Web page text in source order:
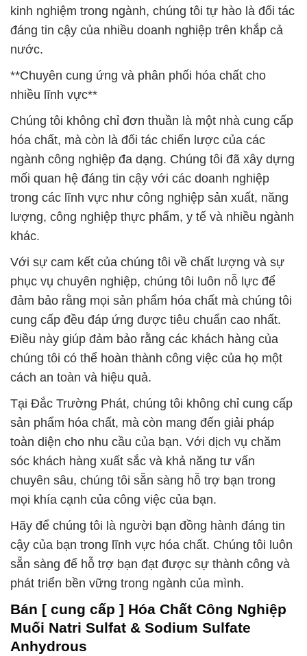
kinh nghiệm trong ngành, chúng tôi tự hào là đối tác
đáng tin cậy của nhiều doanh nghiệp trên khắp cả
nước.
**Chuyên cung ứng và phân phối hóa chất cho
nhiều lĩnh vực**
Chúng tôi không chỉ đơn thuần là một nhà cung cấp
hóa chất, mà còn là đối tác chiến lược của các
ngành công nghiệp đa dạng. Chúng tôi đã xây dựng
mối quan hệ đáng tin cậy với các doanh nghiệp
trong các lĩnh vực như công nghiệp sản xuất, năng
lượng, công nghiệp thực phẩm, y tế và nhiều ngành
khác.
Với sự cam kết của chúng tôi về chất lượng và sự
phục vụ chuyên nghiệp, chúng tôi luôn nỗ lực để
đảm bảo rằng mọi sản phẩm hóa chất mà chúng tôi
cung cấp đều đáp ứng được tiêu chuẩn cao nhất.
Điều này giúp đảm bảo rằng các khách hàng của
chúng tôi có thể hoàn thành công việc của họ một
cách an toàn và hiệu quả.
Tại Đắc Trường Phát, chúng tôi không chỉ cung cấp
sản phẩm hóa chất, mà còn mang đến giải pháp
toàn diện cho nhu cầu của bạn. Với dịch vụ chăm
sóc khách hàng xuất sắc và khả năng tư vấn
chuyên sâu, chúng tôi sẵn sàng hỗ trợ bạn trong
mọi khía cạnh của công việc của bạn.
Hãy để chúng tôi là người bạn đồng hành đáng tin
cậy của bạn trong lĩnh vực hóa chất. Chúng tôi luôn
sẵn sàng để hỗ trợ bạn đạt được sự thành công và
phát triển bền vững trong ngành của mình.
Bán [ cung cấp ] Hóa Chất Công Nghiệp
Muối Natri Sulfat & Sodium Sulfate
Anhydrous